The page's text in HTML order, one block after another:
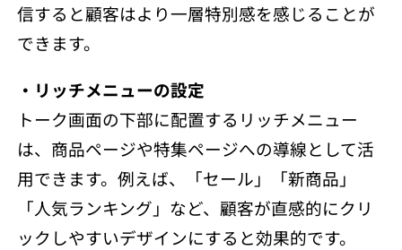
信すると顧客はより一層特別感を感じることが
できます。
・リッチメニューの設定
トーク画面の下部に配置するリッチメニュー
は、商品ページや特集ページへの導線として活
用できます。例えば、「セール」「新商品」
「人気ランキング」など、顧客が直感的にクリ
ックしやすいデザインにすると効果的です。